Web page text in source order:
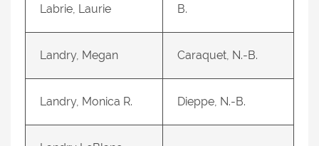
Labrie, Laurie
B.
Landry, Megan Caraquet, N.-B.
Landry, Monica R. Dieppe, N.-B.